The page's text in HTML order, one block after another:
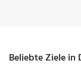
Beliebte Ziele in